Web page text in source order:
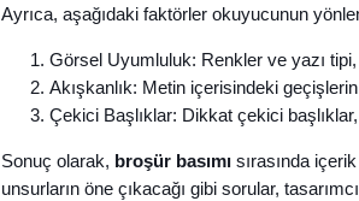
Ayrıca, aşağıdaki faktörler okuyucunun
Görsel Uyumluluk: Renkler ve yazı tipi,
Akışkanlık: Metin içerisindeki geçişlerin
Çekici Başlıklar: Dikkat çekici
Sonuç olarak, broşür basımı sırasında
unsurların öne çıkacağı gibi sorular,